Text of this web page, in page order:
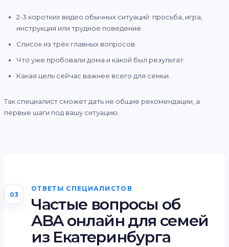
2-3 коротких видео обычных ситуаций: просьба, игра,
инструкция или трудное поведение.
Список из трёх главных вопросов.
Что уже пробовали дома и какой был результат.
Какая цель сейчас важнее всего для семьи.
Так специалист сможет дать не общие рекомендации, а
первые шаги под вашу ситуацию.
03
ОТВЕТЫ СПЕЦИАЛИСТОВ
Частые вопросы об
ABA онлайн для семей
из Екатеринбурга